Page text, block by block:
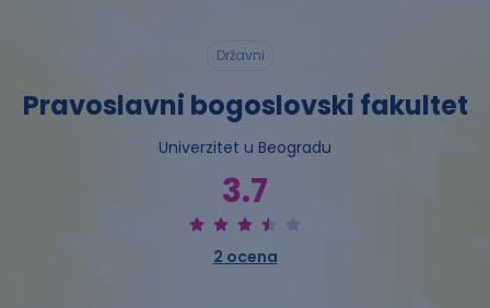
Državni
Pravoslavni bogoslovski fakultet
Univerzitet u Beogradu
3.7
2 ocena